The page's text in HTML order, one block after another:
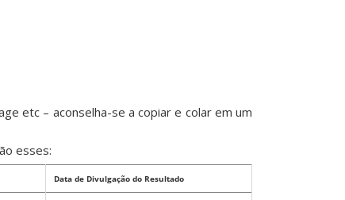
etc – aconselha-se a copiar e colar em um
esses:
Data de Divulgação do Resultado